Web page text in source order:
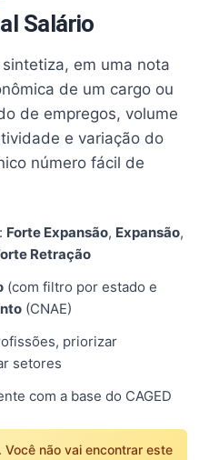
Salário
em uma nota
de um cargo ou
de empregos, volume
e variação do
número fácil de
Forte Expansão, Expansão,
Retração
(com filtro por estado e
(CNAE)
priorizar
setores
com a base do CAGED
Você não vai encontrar este